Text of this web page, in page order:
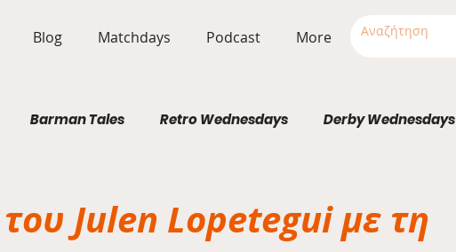
Blog Matchdays Podcast More
Barman Tales Retro Wednesdays Derby Wednesdays
Julen Lopetegui με τη